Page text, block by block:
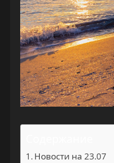
Новости на 23.07